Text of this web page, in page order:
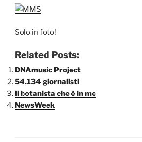
Solo in foto!
Related Posts:
DNAmusic Project
54.134 giornalisti
Il botanista che è in me
NewsWeek